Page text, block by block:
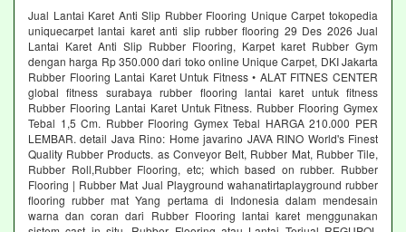
Jual Lantai Karet Anti Slip Rubber Flooring Unique Carpet tokopedia
uniquecarpet lantai karet anti slip rubber flooring 29 Des 2026 Jual
Lantai Karet Anti Slip Rubber Flooring, Karpet karet Rubber Gym
dengan harga Rp 350.000 dari toko online Unique Carpet, DKI Jakarta
Rubber Flooring Lantai Karet Untuk Fitness • ALAT FITNES CENTER
global fitness surabaya rubber flooring lantai karet untuk fitness
Rubber Flooring Lantai Karet Untuk Fitness. Rubber Flooring Gymex
Tebal 1,5 Cm. Rubber Flooring Gymex Tebal HARGA 210.000 PER
LEMBAR. detail Java Rino: Home javarino JAVA RINO World's Finest
Quality Rubber Products. as Conveyor Belt, Rubber Mat, Rubber Tile,
Rubber Roll,Rubber Flooring, etc; which based on rubber. Rubber
Flooring | Rubber Mat Jual Playground wahanatirtaplayground rubber
flooring rubber mat Yang pertama di Indonesia dalam mendesain
warna dan coran dari Rubber Flooring lantai karet menggunakan